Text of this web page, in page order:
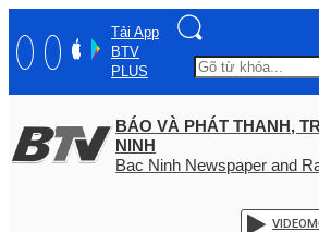
Tải App
BTV
PLUS
BÁO VÀ PHÁT THANH,
NINH
Bac Ninh Newspaper and
VIDEO